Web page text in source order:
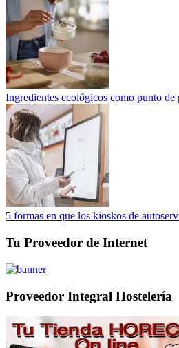
Ingredientes ecológicos como punto de
5 formas en que los kioskos de
Tu Proveedor de Internet
Proveedor Integral Hostelería